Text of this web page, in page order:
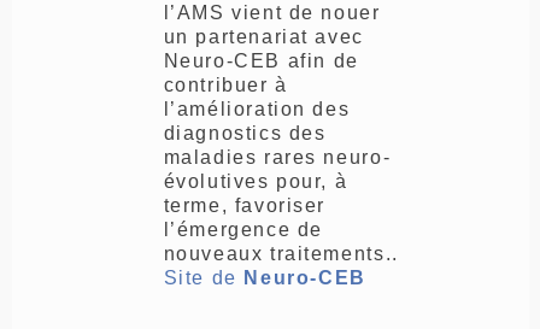
l’AMS vient de nouer
un partenariat avec
Neuro-CEB afin de
contribuer à
l’amélioration des
diagnostics des
maladies rares neuro-
évolutives pour, à
terme, favoriser
l’émergence de
nouveaux traitements..
Site de Neuro-CEB